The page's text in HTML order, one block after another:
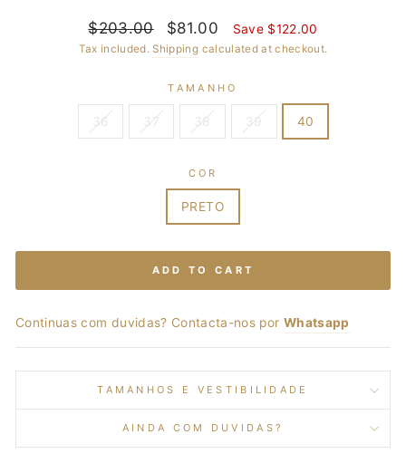
Regular
price
$203.00
Sale
price
$81.00 Save $122.00
Tax included.Shipping calculated at checkout.
TAMANHO
36 37 38 39 40
COR
PRETO
ADD TO CART
Continuas com duvidas? Contacta-nos por Whatsapp
TAMANHOS E VESTIBILIDADE
AINDA COM DUVIDAS?